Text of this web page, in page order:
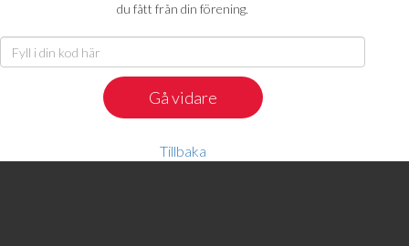
du fått från din förening.
Tillbaka